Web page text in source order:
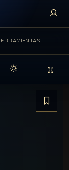
Activar modo claro